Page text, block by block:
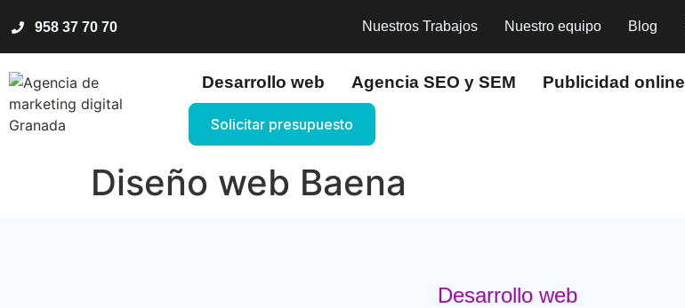
958 37 70 70 Nuestros Trabajos Nuestro equipo Blog
Desarrollo web Agencia SEO y SEM Publicidad online
Solicitar presupuesto
Diseño web Baena
Desarrollo web